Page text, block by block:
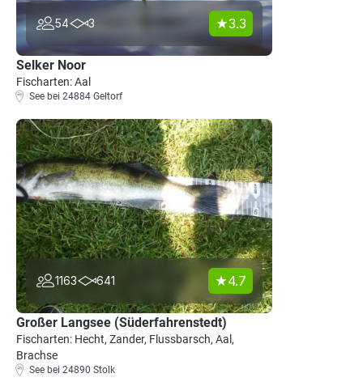
54 3 3.3
Selker Noor
Fischarten: Aal
See bei 24884 Geltorf
1163 641 4.7
Großer Langsee (Süderfahrenstedt)
Fischarten: Hecht, Zander, Flussbarsch, Aal,
Brachse
See bei 24890 Stolk